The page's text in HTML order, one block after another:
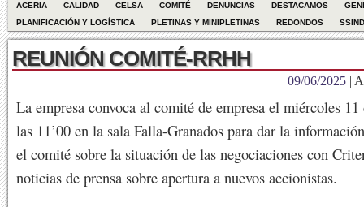
ACERIA CALIDAD CELSA COMITÉ DENUNCIAS DESTACAMOS
PLANIFICACIÓN Y LOGÍSTICA
PLETINAS Y MINIPLETINAS REDONDOS
REUNIÓN COMITÉ-RRHH
09/06/2025 |
La empresa convoca al comité de empresa el miércoles
las 11’00 en la sala Falla-Granados para dar la
el comité sobre la situación de las negociaciones con
noticias de prensa sobre apertura a nuevos accionistas.